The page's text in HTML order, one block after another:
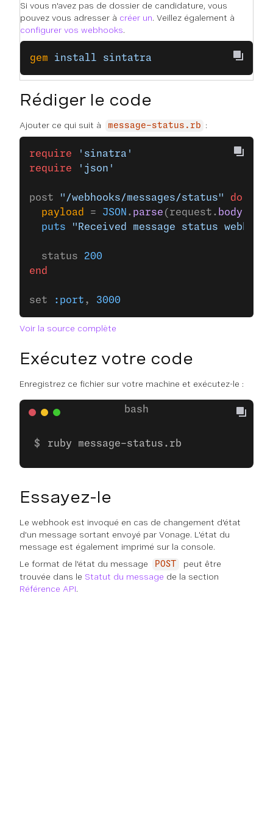
Si vous n'avez pas de dossier de candidature, vous
pouvez vous adresser à créer un. Veillez également à
configurer vos webhooks.
gem install sintatra
Rédiger le code
Ajouter ce qui suit à message-status.rb :
require 'sinatra'
require 'json'
post "/webhooks/messages/status"
do
  payload
= JSON . parse (request. body
  puts
"Received message status webhook:
  status
200
end
set :port , 3000
Voir la source complète
Exécutez votre code
Enregistrez ce fichier sur votre machine et exécutez-le :
ruby message-status.rb
Essayez-le
Le webhook est invoqué en cas de changement d'état
d'un message sortant envoyé par Vonage. L'état du
message est également imprimé sur la console.
Le format de l'état du message
POST
peut être
trouvée dans le Statut du message de la section
Référence API.